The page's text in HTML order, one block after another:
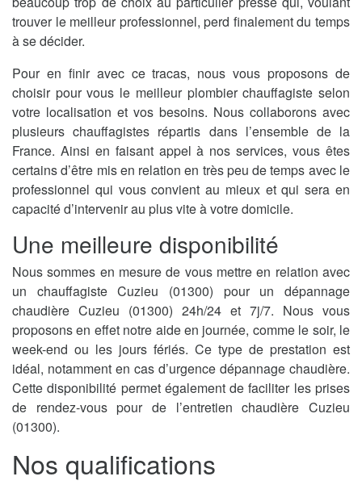
trouver le meilleur professionnel, perd finalement du temps
à se décider.
Pour en finir avec ce tracas, nous vous proposons de
choisir pour vous le meilleur plombier chauffagiste selon
votre localisation et vos besoins. Nous collaborons avec
plusieurs chauffagistes répartis dans l’ensemble de la
France. Ainsi en faisant appel à nos services, vous êtes
certains d’être mis en relation en très peu de temps avec le
professionnel qui vous convient au mieux et qui sera en
capacité d’intervenir au plus vite à votre domicile.
Une meilleure disponibilité
Nous sommes en mesure de vous mettre en relation avec
un chauffagiste Cuzieu (01300) pour un dépannage
chaudière Cuzieu (01300) 24h/24 et 7j/7. Nous vous
proposons en effet notre aide en journée, comme le soir, le
week-end ou les jours fériés. Ce type de prestation est
idéal, notamment en cas d’urgence dépannage chaudière.
Cette disponibilité permet également de faciliter les prises
de rendez-vous pour de l’entretien chaudière Cuzieu
(01300).
Nos qualifications